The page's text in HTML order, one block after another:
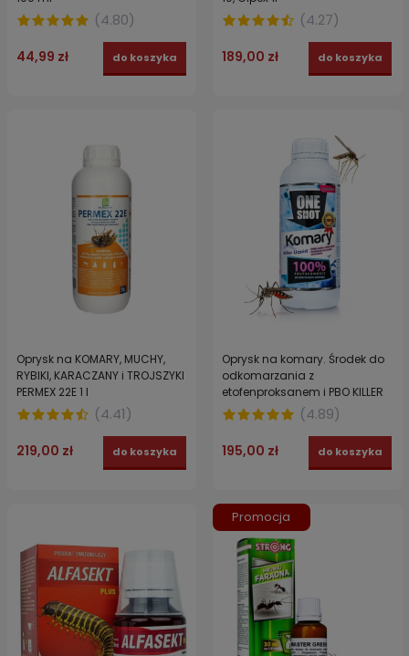
(4.80)
44,99 zł do koszyka
(4.27)
189,00 zł do koszyka
Oprysk na KOMARY, MUCHY,
RYBIKI, KARACZANY i TROJSZYKI
PERMEX 22E 1 l
(4.41)
219,00 zł do koszyka
Oprysk na komary. Środek do
odkomarzania z
etofenproksanem i PBO KILLER
LIQUID ONE SHOT 1l
(4.89)
195,00 zł do koszyka
Promocja